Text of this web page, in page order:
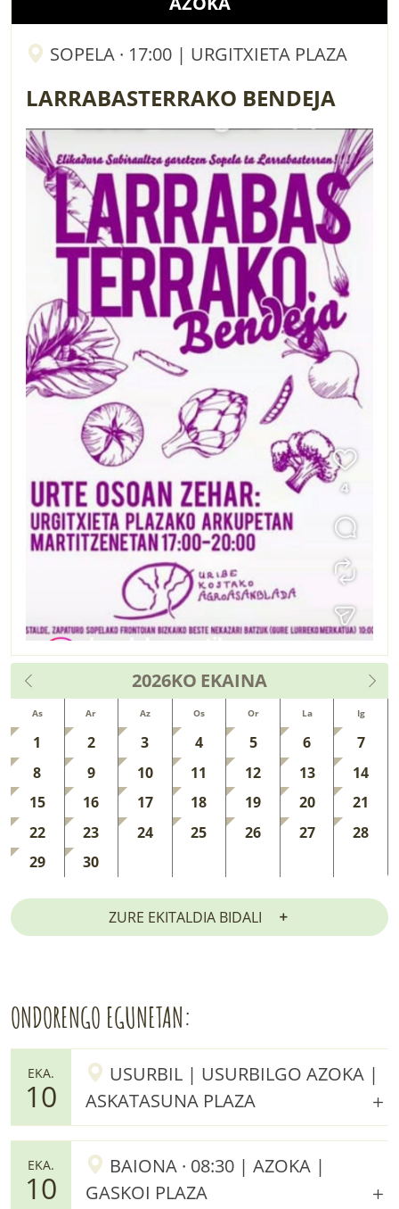
SOPELA · 17:00 | URGITXIETA PLAZA
LARRABASTERRAKO BENDEJA
2026KO EKAINA
As Ar Az Os Or La Ig
1 2 3 4 5 6
7
8
9 10 11 12 13
14
15
16 17 18 19 20
21
22
23 24 25 26 27
28
29
30
ZURE EKITALDIA BIDALI
ONDORENGO EGUNETAN:
EKA.
10
USURBIL | USURBILGO AZOKA |
ASKATASUNA PLAZA
EKA.
10
BAIONA · 08:30 | AZOKA |
GASKOI PLAZA